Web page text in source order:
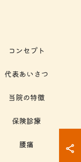
コンセプト
代表あいさつ
当院の特徴
保険診療
腰痛